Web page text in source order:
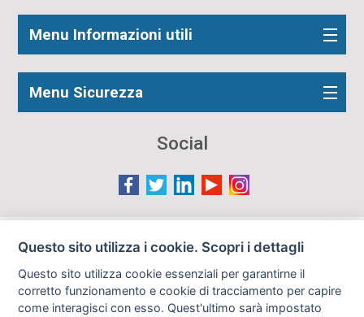
Menu Informazioni utili
Menu Sicurezza
Social
Le immagini presenti nel sito sono in parte reperite da
gli autori o i soggetti ritratti fossero contrari al loro utilizzo
in questa sede, l'Istituto, ove opportuno, provvederà a
Questo sito utilizza i cookie. Scopri i dettagli
Questo sito utilizza cookie essenziali per garantirne il
corretto funzionamento e cookie di tracciamento per capire
come interagisci con esso. Quest'ultimo sarà impostato